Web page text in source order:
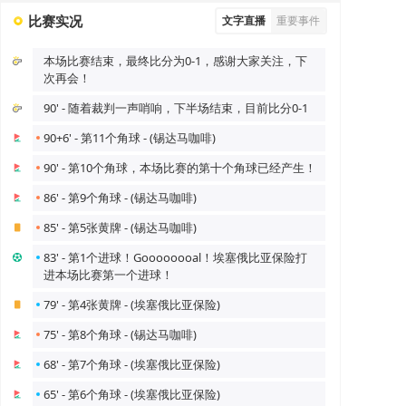
比赛实况 文字直播 重要事件
本场比赛结束，最终比分为0-1，感谢大家关注，下
次再会！
90' - 随着裁判一声哨响，下半场结束，目前比分0-1
90+6' - 第11个角球 - (锡达马咖啡)
90' - 第10个角球，本场比赛的第十个角球已经产生！
86' - 第9个角球 - (锡达马咖啡)
85' - 第5张黄牌 - (锡达马咖啡)
83' - 第1个进球！Goooooooal！埃塞俄比亚保险打
进本场比赛第一个进球！
79' - 第4张黄牌 - (埃塞俄比亚保险)
75' - 第8个角球 - (锡达马咖啡)
68' - 第7个角球 - (埃塞俄比亚保险)
65' - 第6个角球 - (埃塞俄比亚保险)